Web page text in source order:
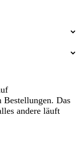
Das
andere läuft